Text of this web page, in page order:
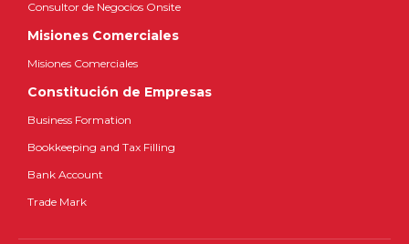
Consultor de Negocios Onsite
Misiones Comerciales
Misiones Comerciales
Constitución de Empresas
Business Formation
Bookkeeping and Tax Filling
Bank Account
Trade Mark